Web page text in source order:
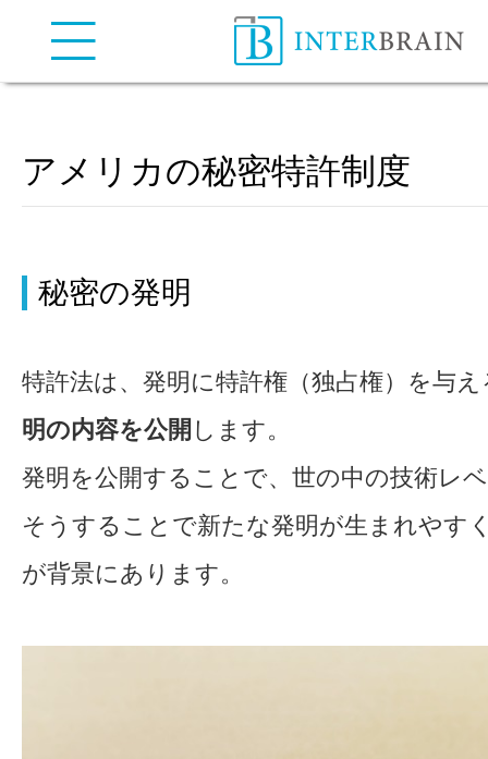
アメリカの秘密特許制度
秘密の発明
特許法は、発明に特許権（独占権）を与
明の内容を公開 します。
発明を公開することで、世の中の技術レ
そうすることで新たな発明が生まれやす
が背景にあります。